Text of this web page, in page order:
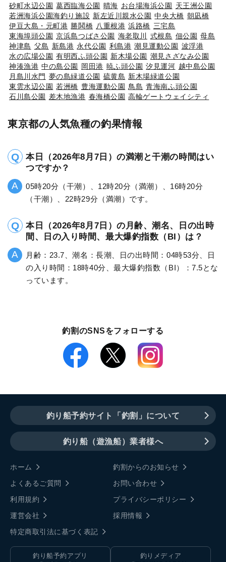
砂町水辺公園 葛西臨海公園 晴海 お台場海浜公園 天王洲公園
若洲海浜公園海釣り施設 新左近川親水公園 中央大橋 朝凪橋
伊豆大島・元町港 勝鬨橋 八重根港 浜路橋 三宅島
東海埠頭公園 京浜島つばさ公園 海老取川 式根島 佃公園 母島
神津島 父島 新島港 永代公園 利島港 潮見運動公園 波浮港
水の広場公園 有明西ふ頭公園 新木場公園 潮見さざなみ公園
神湊漁港 中の島公園 岡田港 暁ふ頭公園 汐見運河 越中島公園
月島川水門 夢の島緑道公園 硫黄島 新木場緑道公園
東雲水辺公園 若洲橋 豊海運動公園 鳥島 青海南ふ頭公園
石川島公園 差木地漁港 春海橋公園 高輪ゲートウェイシティ
東京都の人気魚種の釣果情報
本日（2026年8月7日）の満潮と干潮の時間はい
つですか？
05時20分（干潮）、12時20分（満潮）、16時20分
（干潮）、22時29分（満潮）です。
本日（2026年8月7日）の月齢、潮名、日の出時
間、日の入り時間、最大爆釣指数（BI）は？
月齢：23.7、潮名：長潮、日の出時間：04時53分、日
の入り時間：18時40分、最大爆釣指数（BI）：7.5とな
っています。
釣割のSNSをフォローする
釣り船予約サイト「釣割」について
釣り船（遊漁船）業者様へ
ホーム
釣割からのお知らせ
よくあるご質問
お問い合わせ
利用規約
プライバシーポリシー
運営会社
採用情報
特定商取引法に基づく表記
釣り船予約アプリ
釣りメディア